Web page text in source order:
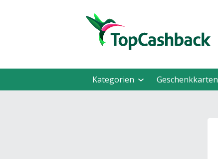
Kategorien Geschenkkarten